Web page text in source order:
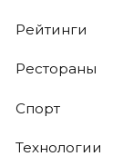
Рейтинги
Рестораны
Спорт
Технологии